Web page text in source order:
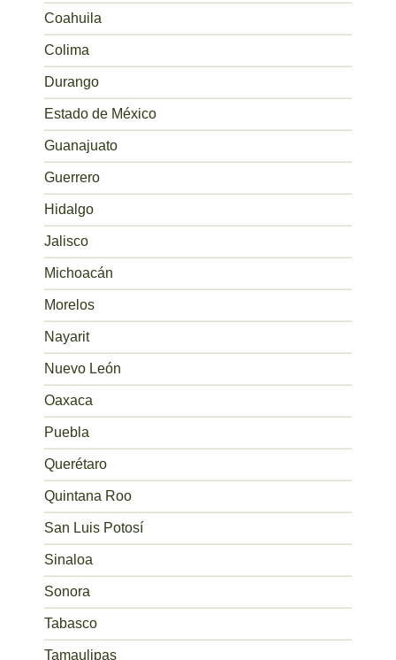
Coahuila
Colima
Durango
Estado de México
Guanajuato
Guerrero
Hidalgo
Jalisco
Michoacán
Morelos
Nayarit
Nuevo León
Oaxaca
Puebla
Querétaro
Quintana Roo
San Luis Potosí
Sinaloa
Sonora
Tabasco
Tamaulipas